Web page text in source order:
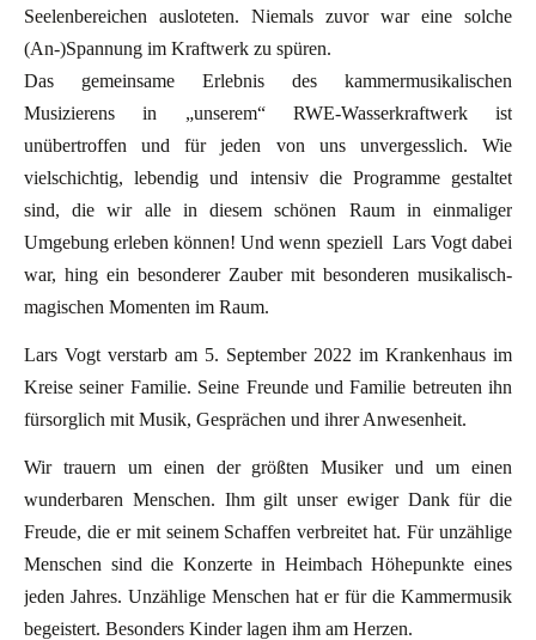
Seelenbereichen ausloteten. Niemals zuvor war eine solche
(An-)Spannung im Kraftwerk zu spüren.
Das gemeinsame Erlebnis des kammermusikalischen
Musizierens in „unserem“ RWE-Wasserkraftwerk ist
unübertroffen und für jeden von uns unvergesslich. Wie
vielschichtig, lebendig und intensiv die Programme gestaltet
sind, die wir alle in diesem schönen Raum in einmaliger
Umgebung erleben können! Und wenn speziell Lars Vogt dabei
war, hing ein besonderer Zauber mit besonderen musikalisch-
magischen Momenten im Raum.
Lars Vogt verstarb am 5. September 2022 im Krankenhaus im
Kreise seiner Familie. Seine Freunde und Familie betreuten ihn
fürsorglich mit Musik, Gesprächen und ihrer Anwesenheit.
Wir trauern um einen der größten Musiker und um einen
wunderbaren Menschen. Ihm gilt unser ewiger Dank für die
Freude, die er mit seinem Schaffen verbreitet hat. Für unzählige
Menschen sind die Konzerte in Heimbach Höhepunkte eines
jeden Jahres. Unzählige Menschen hat er für die Kammermusik
begeistert. Besonders Kinder lagen ihm am Herzen.